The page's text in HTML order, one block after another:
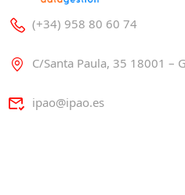
(+34) 958 80 60 74
C/Santa Paula, 35 18001 –
ipao@ipao.es